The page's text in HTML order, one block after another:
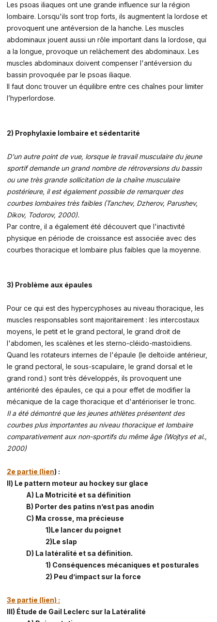
Les psoas iliaques ont une grande influence sur la région
lombaire. Lorsqu'ils sont trop forts, ils augmentent la lordose et
provoquent une antéversion de la hanche. Les muscles
abdominaux jouent aussi un rôle important dans la lordose, qui
a la longue, provoque un relâchement des abdominaux. Les
muscles abdominaux doivent compenser l'antéversion du
bassin provoquée par le psoas iliaque.
Il faut donc trouver un équilibre entre ces chaînes pour limiter
l’hyperlordose.
2) Prophylaxie lombaire et sédentarité
D'un autre point de vue, lorsque le travail musculaire du jeune
sportif demande un grand nombre de rétroversions du bassin
ou une très grande sollicitation de la chaîne musculaire
postérieure, il est également possible de remarquer des
courbes lombaires très faibles (Tanchev, Dzherov, Parushev,
Dikov, Todorov, 2000).
Par contre, il a également été découvert que l'inactivité
physique en période de croissance est associée avec des
courbes thoracique et lombaire plus faibles que la moyenne.
3) Problème aux épaules
Pour ce qui est des hypercyphoses au niveau thoracique, les
muscles responsables sont majoritairement : les intercostaux
moyens, le petit et le grand pectoral, le grand droit de
l'abdomen, les scalènes et les sterno-cléido-mastoïdiens.
Quand les rotateurs internes de l'épaule (le deltoïde antérieur,
le grand pectoral, le sous-scapulaire, le grand dorsal et le
grand rond.) sont très développés, ils provoquent une
antériorité des épaules, ce qui a pour effet de modifier la
mécanique de la cage thoracique et d'antérioriser le tronc.
Il a été démontré que les jeunes athlètes présentent des
courbes plus importantes au niveau thoracique et lombaire
comparativement aux non-sportifs du même âge (Wojtys et al.,
2000)
2e partie (lien) :
Il) Le pattern moteur au hockey sur glace
A) La Motricité et sa définition
B) Porter des patins n’est pas anodin
C) Ma crosse, ma précieuse
1)Le lancer du poignet
2)Le slap
D) La latéralité et sa définition.
1) Conséquences mécaniques et posturales
2) Peu d’impact sur la force
3e partie (lien) :
III) Étude de Gail Leclerc sur la Latéralité